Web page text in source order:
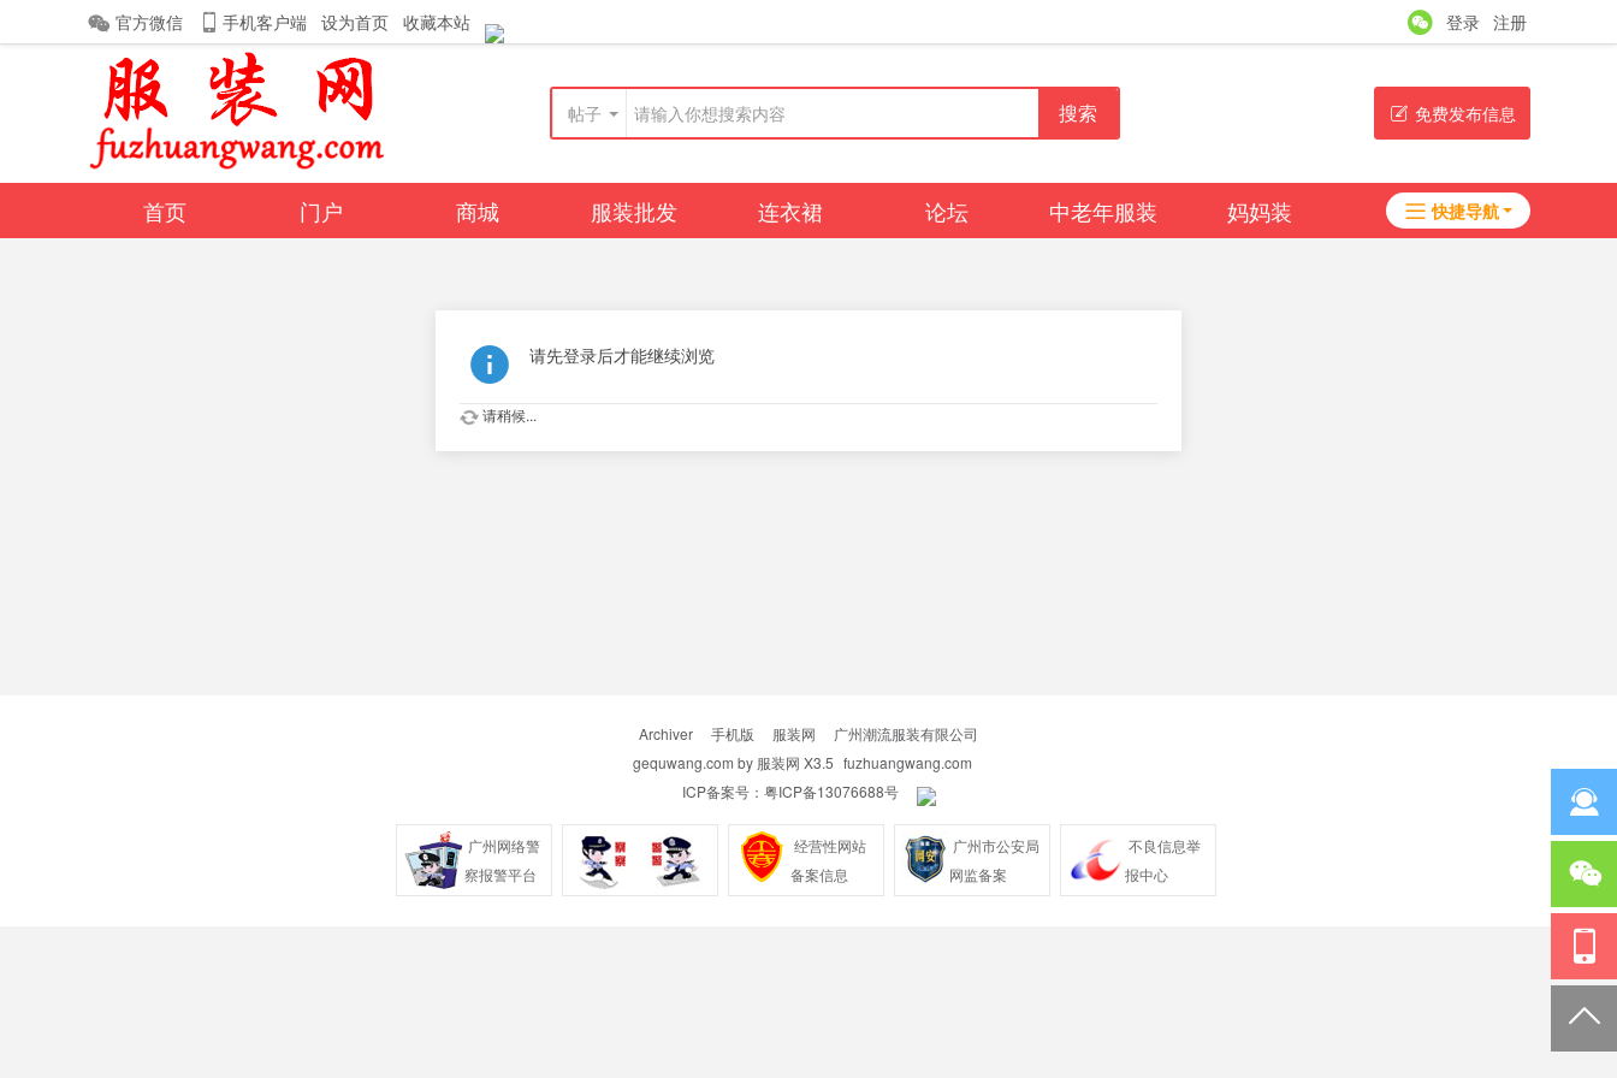
官方微信 手机客户端 设为首页 收藏本站 登录 注册
帖子 搜索 免费发布信息
快捷导航
首页 门户 商城 服装批发 连衣裙 论坛 中老年服装
妈妈装
记录 毛呢大衣
请先登录后才能继续浏览
请稍候...
Archiver 手机版 服装网
广州潮流服装有限公司
gequwang.com by 服装网 X3.5 fuzhuangwang.com
ICP备案号： 粤ICP备13076688号
广州网络警
察报警平台
经营性网站
备案信息
广州市公安局
网监备案
不良信息举
报中心